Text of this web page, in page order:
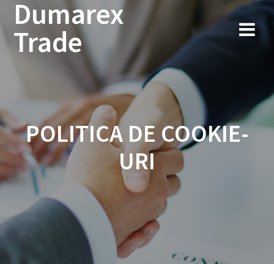
conținut
Dumarex
Trade
POLITICA DE COOKIE-
URI